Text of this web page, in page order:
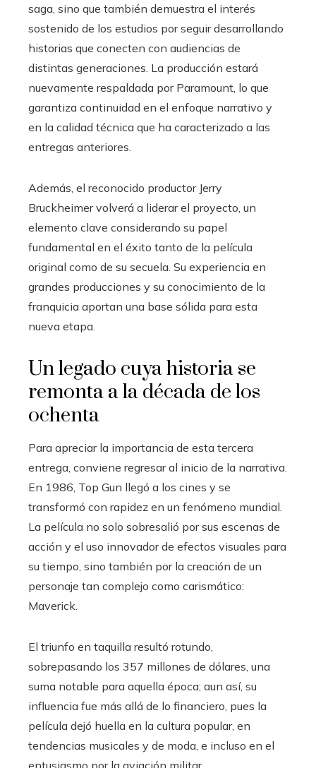
saga, sino que también demuestra el interés
sostenido de los estudios por seguir desarrollando
historias que conecten con audiencias de
distintas generaciones. La producción estará
nuevamente respaldada por Paramount, lo que
garantiza continuidad en el enfoque narrativo y
en la calidad técnica que ha caracterizado a las
entregas anteriores.
Además, el reconocido productor Jerry
Bruckheimer volverá a liderar el proyecto, un
elemento clave considerando su papel
fundamental en el éxito tanto de la película
original como de su secuela. Su experiencia en
grandes producciones y su conocimiento de la
franquicia aportan una base sólida para esta
nueva etapa.
Un legado cuya historia se
remonta a la década de los
ochenta
Para apreciar la importancia de esta tercera
entrega, conviene regresar al inicio de la narrativa.
En 1986, Top Gun llegó a los cines y se
transformó con rapidez en un fenómeno mundial.
La película no solo sobresalió por sus escenas de
acción y el uso innovador de efectos visuales para
su tiempo, sino también por la creación de un
personaje tan complejo como carismático:
Maverick.
El triunfo en taquilla resultó rotundo,
sobrepasando los 357 millones de dólares, una
suma notable para aquella época; aun así, su
influencia fue más allá de lo financiero, pues la
película dejó huella en la cultura popular, en
tendencias musicales y de moda, e incluso en el
entusiasmo por la aviación militar.